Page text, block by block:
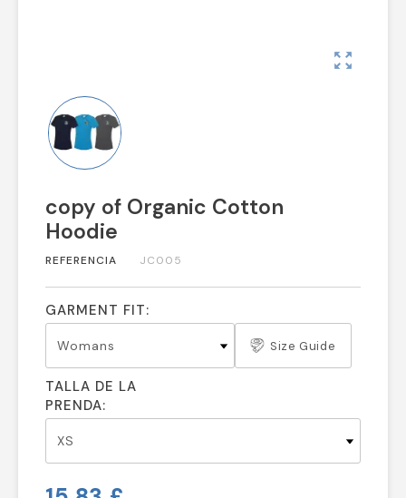
zoom_out_map
copy of Organic Cotton
Hoodie
REFERENCIA JC005
GARMENT FIT:
Size Guide
TALLA DE LA
PRENDA: